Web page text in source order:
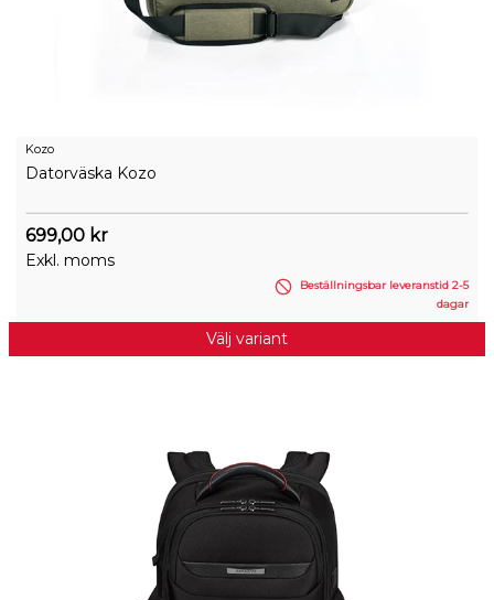
Kozo
Datorväska Kozo
699,00 kr
Exkl. moms
Beställningsbar leveranstid 2-5
dagar
Välj variant